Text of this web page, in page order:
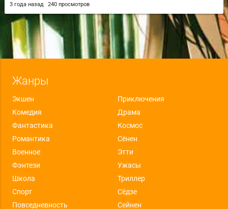
3 года назад 240 просмотров
Жанры
Экшен
Приключения
Комедия
Драма
Фантастика
Космос
Романтика
Сёнен
Военное
Этти
Фэнтези
Ужасы
Школа
Триллер
Спорт
Сёдзе
Повседневность
Сейнен